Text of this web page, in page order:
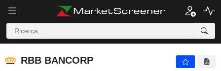
RBB BANCORP
RBB BANCORP